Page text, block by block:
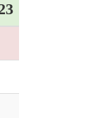
23 صفر